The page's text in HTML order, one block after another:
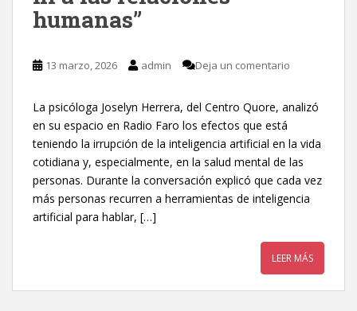
humanas”
13 marzo, 2026 admin Deja un comentario
La psicóloga Joselyn Herrera, del Centro Quore, analizó
en su espacio en Radio Faro los efectos que está
teniendo la irrupción de la inteligencia artificial en la vida
cotidiana y, especialmente, en la salud mental de las
personas. Durante la conversación explicó que cada vez
más personas recurren a herramientas de inteligencia
artificial para hablar, […]
LEER MÁS